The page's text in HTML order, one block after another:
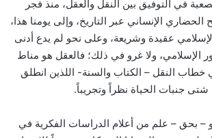
في التوفيق بين النقل والعقل، منذ فجر
الحضاري الإنساني عبر التاريخ، وإلى يومنا هذا،
عقيدة وشريعة، وعلى نحو لم يدع أدنى
الإسلامي، ولا غرو في ذلك؛ فالعقل هو مناط
خطاب النقل – الكتاب والسنة- اللذين انطلق
جنبات الحياة نظراً وتجريباً.
– بحق – علم من أعلام الدراسات الفكرية في